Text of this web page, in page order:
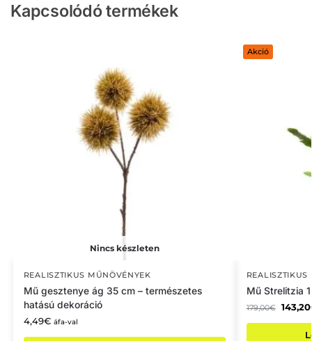
Kapcsolódó termékek
Nincs készleten
REALISZTIKUS MŰNÖVÉNYEK
Mű gesztenye ág 35 cm – természetes
hatású dekoráció
4,49€ áfa-val
Akció
Mű Strelitzia
179,00€ 143,20